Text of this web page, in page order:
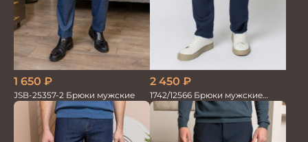
1 650 ₽
JSB-25357-2 Брюки мужские
2 450 ₽
1742/12566 Брюки мужские
100%лён т.синие